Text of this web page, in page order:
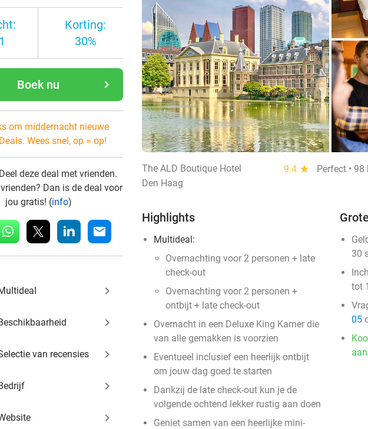
Korting:
30%
navigate_next
Boek nu
om middernacht nieuwe
Wees snel, op = op!
deze deal met vrienden.
Dan is de deal voor
jou gratis! (info)
whatsapp linkedin mail
keyboard_arrow_right
keyboard_arrow_right
van recensies keyboard_arrow_right
keyboard_arrow_right
keyboard_arrow_right
The ALD Boutique Hotel 9.4 star
Perfect •
Den Haag
Highlights
Multideal:
​Overnachting voor 2 personen + late
check-out
Overnachting voor 2 personen +
ontbijt + late check-out
Overnacht in een Deluxe King Kamer die
van alle gemakken is voorzien
Eventueel inclusief een heerlijk ontbijt
om jouw dag goed te starten
Dankzij de late check-out kun je de
volgende ochtend lekker rustig aan doen
Geniet samen van een heerlijke mini-
30
tot
05